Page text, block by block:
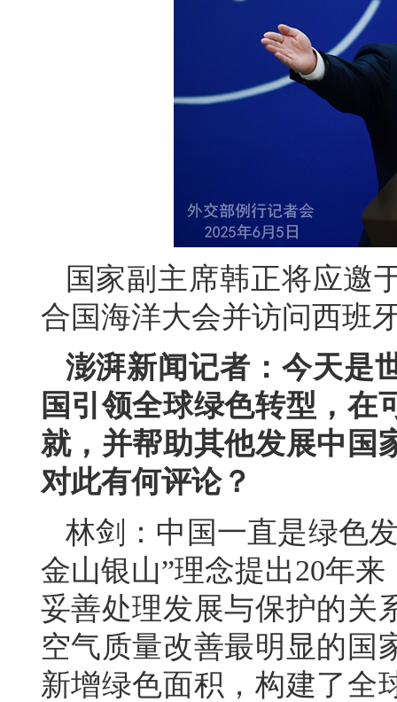
国家副主席韩正将应邀
合国海洋大会并访问西班
澎湃新闻记者：今天是
国引领全球绿色转型，在
就，并帮助其他发展中国
对此有何评论？
林剑：中国一直是绿色
金山银山”理念提出20年
妥善处理发展与保护的关
空气质量改善最明显的国
新增绿色面积，构建了全